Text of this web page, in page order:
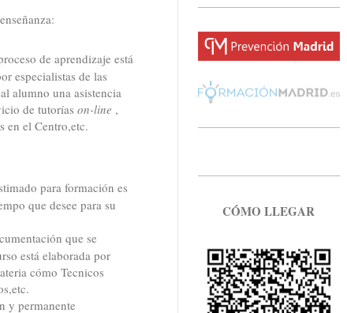
de aprendizaje está
especialistas de las
alumno una asistencia
de tutoríason-line ,
en el Centro,etc.
para formación es
que desee para su
que se
está elaborada por
cómo Tecnicos
y permanente
CÓMO LLEGAR